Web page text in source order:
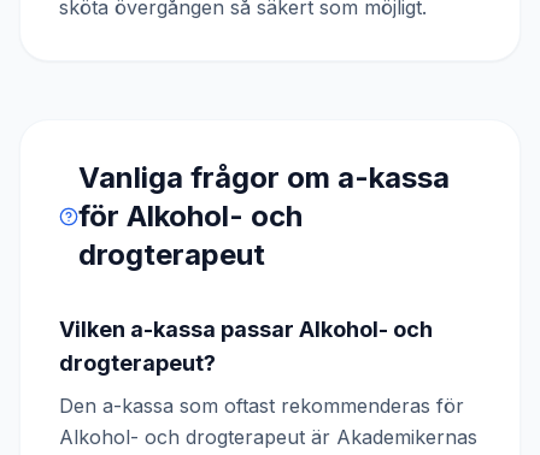
sköta övergången så säkert som möjligt.
Vanliga frågor om a-kassa
förAlkohol- och
drogterapeut
Vilken a-kassa passar Alkohol- och
drogterapeut?
Den a-kassa som oftast rekommenderas för
Alkohol- och drogterapeut är Akademikernas